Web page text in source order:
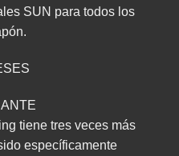
SUN para todos los
tiene tres veces más
específicamente